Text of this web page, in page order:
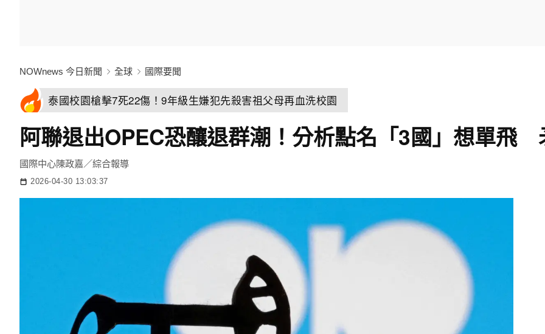
NOWnews 今日新聞 全球 國際要聞
泰國校園槍擊7死22傷！9年級生嫌犯先殺害祖父母再血洗校園
阿聯退出OPEC恐釀退群潮！分析點名「3國」想單飛
國際中心陳政嘉／綜合報導
2026-04-30 13:03:37